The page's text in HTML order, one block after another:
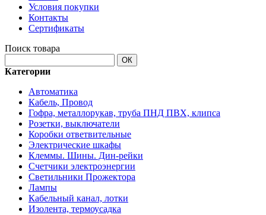
Условия покупки
Контакты
Сертификаты
Поиск товара
ОК
Категории
Автоматика
Кабель, Провод
Гофра, металлорукав, труба ПНД ПВХ, клипса
Розетки, выключатели
Коробки ответвительные
Электрические шкафы
Клеммы. Шины. Дин-рейки
Счетчики электроэнергии
Светильники Прожектора
Лампы
Кабельный канал, лотки
Изолента, термоусадка